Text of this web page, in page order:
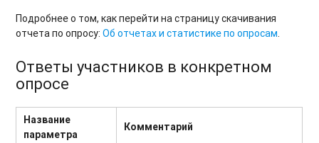
Подробнее о том, как перейти на страницу скачивания
отчета по опросу:Об отчетах и статистике по опросам.
Ответы участников в конкретном
опросе
Название
параметра
Комментарий